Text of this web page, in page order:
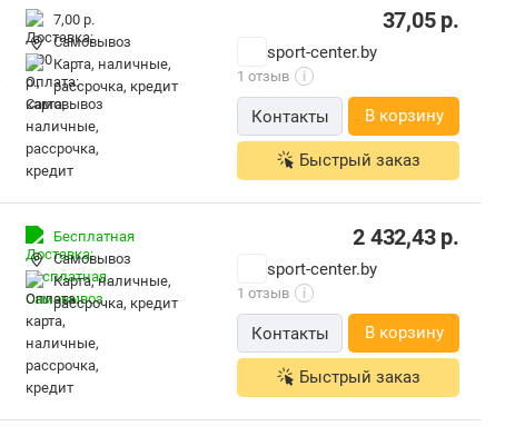
7,00 р.
Самовывоз
карта, наличные,
рассрочка, кредит
37,05р.
sport-center.by
1 отзыв i
Контакты В корзину
Быстрый заказ
Бесплатная
Самовывоз
карта, наличные,
рассрочка, кредит
2 432,43р.
sport-center.by
1 отзыв i
Контакты В корзину
Быстрый заказ